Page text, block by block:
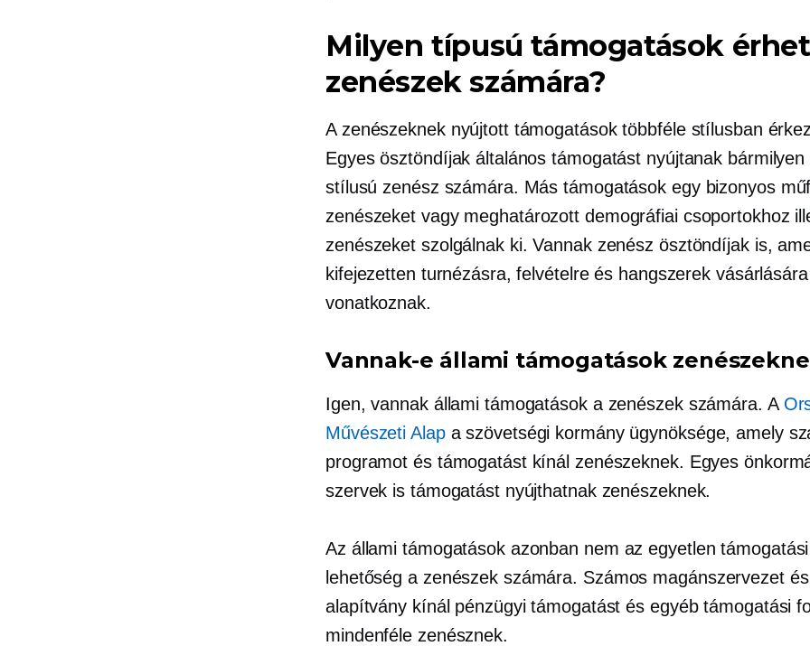
Milyen típusú támogatások
zenészek számára?
A zenészeknek nyújtott támogatások többféle stílusban
Egyes ösztöndíjak általános támogatást nyújtanak bármilyen
stílusú zenész számára. Más támogatások egy bizonyos
zenészeket vagy meghatározott demográfiai csoportokhoz
zenészeket szolgálnak ki. Vannak zenész ösztöndíjak is,
kifejezetten turnézásra, felvételre és hangszerek vásárlására
vonatkoznak.
Vannak-e állami támogatások
Igen, vannak állami támogatások a zenészek számára. A
Művészeti Alapa szövetségi kormány ügynöksége, amely
programot és támogatást kínál zenészeknek. Egyes
szervek is támogatást nyújthatnak zenészeknek.
Az állami támogatások azonban nem az egyetlen támogatási
lehetőség a zenészek számára. Számos magánszervezet és
alapítvány kínál pénzügyi támogatást és egyéb támogatási
mindenféle zenésznek.